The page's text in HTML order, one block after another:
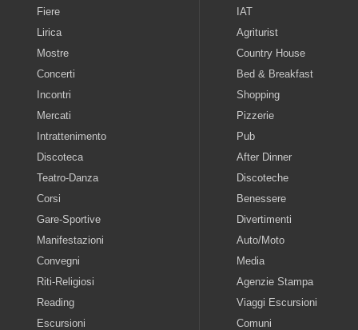
Fiere
Lirica
Mostre
Concerti
Incontri
Mercati
Intrattenimento
Discoteca
Teatro-Danza
Corsi
Gare-Sportive
Manifestazioni
Convegni
Riti-Religiosi
Reading
Escursioni
IAT
Agriturist
Country House
Bed & Breakfast
Shopping
Pizzerie
Pub
After Dinner
Discoteche
Benessere
Divertimenti
Auto/Moto
Media
Agenzie Stampa
Viaggi Escursioni
Comuni